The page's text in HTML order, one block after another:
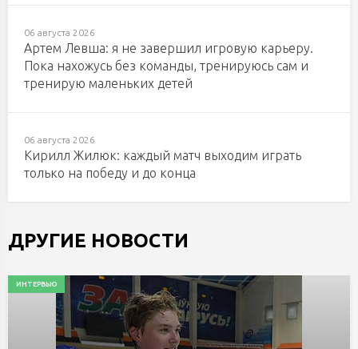
06 августа 2026
Артем Левша: я не завершил игровую карьеру.
Пока нахожусь без команды, тренируюсь сам и
тренирую маленьких детей
06 августа 2026
Кирилл Жилюк: каждый матч выходим играть
только на победу и до конца
ДРУГИЕ НОВОСТИ
ИНТЕРВЬЮ